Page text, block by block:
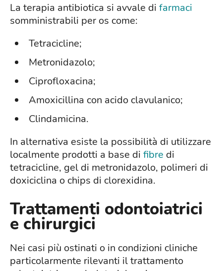
La terapia antibiotica si avvale di farmaci
somministrabili per os come:
Tetracicline;
Metronidazolo;
Ciprofloxacina;
Amoxicillina con acido clavulanico;
Clindamicina.
In alternativa esiste la possibilità di utilizzare
localmente prodotti a base di fibre di
tetracicline, gel di metronidazolo, polimeri di
doxiciclina o chips di clorexidina.
Trattamenti odontoiatrici
e chirurgici
Nei casi più ostinati o in condizioni cliniche
particolarmente rilevanti il trattamento